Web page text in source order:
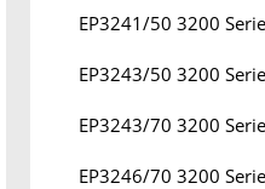
EP3241/50 3200
EP3243/50 3200
EP3243/70 3200
EP3246/70 3200